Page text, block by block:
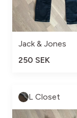
Jack & Jones
250 SEK
L Closet